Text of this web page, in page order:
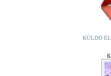
KÜLDD